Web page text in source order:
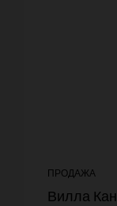
ПРОДАЖА
Вилла